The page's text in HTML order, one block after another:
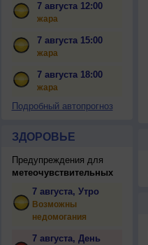
7 августа 12:00
жара
7 августа 15:00
жара
7 августа 18:00
жара
Подробный автопрогноз
ЗДОРОВЬЕ
Предупреждения для
метеочувствительных
7 августа, Утро
Возможны
недомогания
7 августа, День